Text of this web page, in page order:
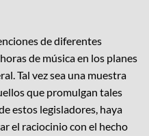
de diferentes
de música en los planes
Tal vez sea una muestra
que promulgan tales
estos legisladores, haya
el raciocinio con el hecho